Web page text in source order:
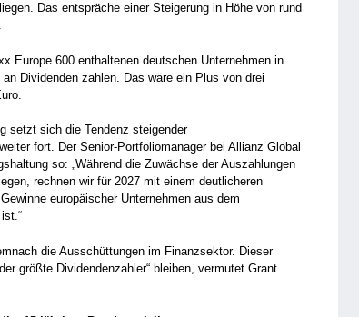
Das entspräche einer Steigerung in Höhe von rund
Europe 600 enthaltenen deutschen Unternehmen in
Dividenden zahlen. Das wäre ein Plus von drei
setzt sich die Tendenz steigender
fort. Der Senior-Portfoliomanager bei Allianz Global
so: „Während die Zuwächse der Auszahlungen
rechnen wir für 2027 mit einem deutlicheren
europäischer Unternehmen aus dem
die Ausschüttungen im Finanzsektor. Dieser
größte Dividendenzahler“ bleiben, vermutet Grant